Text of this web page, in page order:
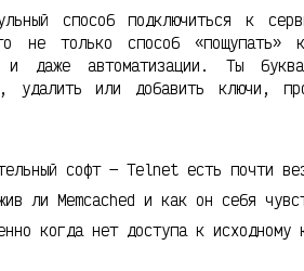
способ подключиться к
не только способ
и даже автоматизации. Ты
удалить или добавить ключи,
софт — Telnet есть почти
ли Memcached и как он себя
когда нет доступа к исходному